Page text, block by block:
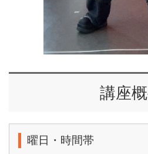
講座
曜日・時間帯